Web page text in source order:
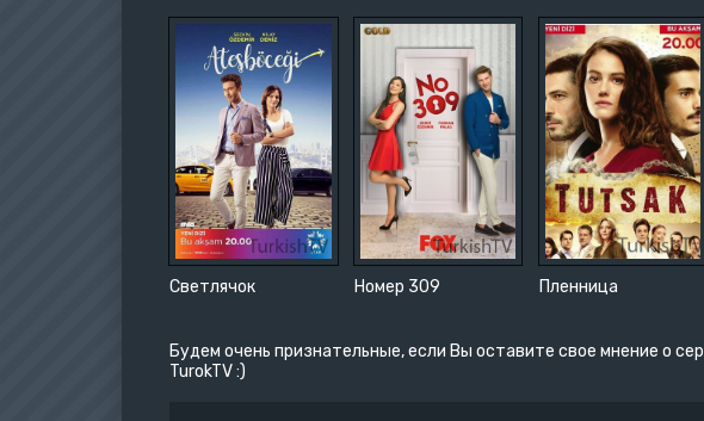
Светлячок Номер 309 Пленница
Будем очень признательные, если Вы оставите свое мнение о
TurokTV :)